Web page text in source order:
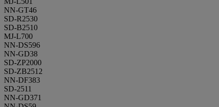
NN-GT46
SD-R2530
SD-B2510
MJ-L700
NN-DS596
NN-GD38
SD-ZP2000
SD-ZB2512
NN-DF383
SD-2511
NN-GD371